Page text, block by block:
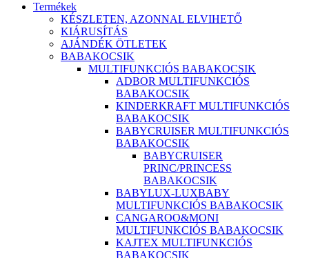
Termékek
KÉSZLETEN, AZONNAL ELVIHETŐ
KIÁRUSÍTÁS
AJÁNDÉK ÖTLETEK
BABAKOCSIK
MULTIFUNKCIÓS BABAKOCSIK
ADBOR MULTIFUNKCIÓS
BABAKOCSIK
KINDERKRAFT MULTIFUNKCIÓS
BABAKOCSIK
BABYCRUISER MULTIFUNKCIÓS
BABAKOCSIK
BABYCRUISER
PRINC/PRINCESS
BABAKOCSIK
BABYLUX-LUXBABY
MULTIFUNKCIÓS BABAKOCSIK
CANGAROO&MONI
MULTIFUNKCIÓS BABAKOCSIK
KAJTEX MULTIFUNKCIÓS
BABAKOCSIK